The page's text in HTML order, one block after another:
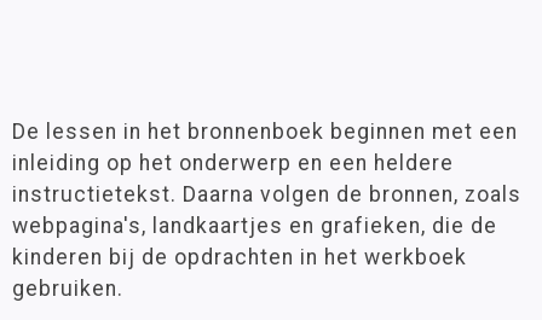
De lessen in het bronnenboek beginnen met een
inleiding op het onderwerp en een heldere
instructietekst. Daarna volgen de bronnen, zoals
webpagina's, landkaartjes en grafieken, die de
kinderen bij de opdrachten in het werkboek
gebruiken.